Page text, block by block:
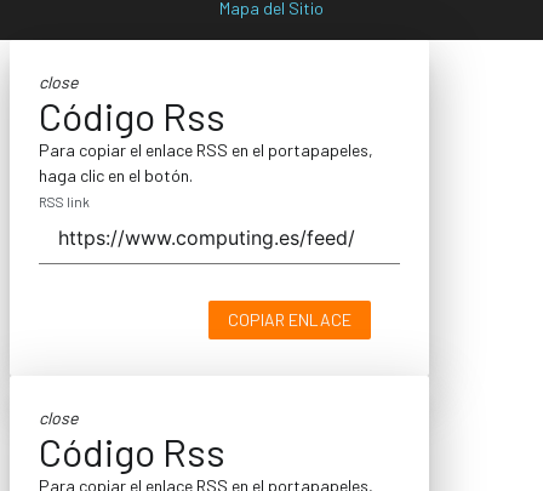
Mapa del Sitio
close
Código Rss
Para copiar el enlace RSS en el portapapeles,
haga clic en el botón.
RSS link
COPIAR ENLACE
close
Código Rss
Para copiar el enlace RSS en el portapapeles,